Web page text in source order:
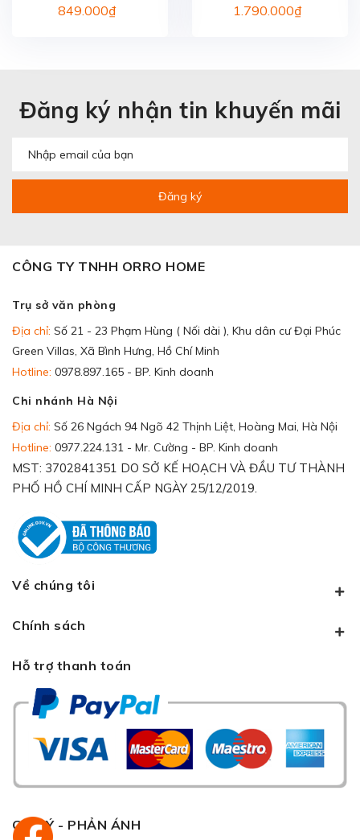
AQUA AQS-EP3Y
849.000₫
AQUA ASMC-ES101(W)
1.790.000₫
Đăng ký nhận tin khuyến mãi
Đăng ký
CÔNG TY TNHH ORRO HOME
Trụ sở văn phòng
Địa chỉ: Số 21 - 23 Phạm Hùng ( Nối dài ), Khu dân cư Đại Phúc
Green Villas, Xã Bình Hưng, Hồ Chí Minh
Hotline: 0978.897.165 - BP. Kinh doanh
Chi nhánh Hà Nội
Địa chỉ: Số 26 Ngách 94 Ngõ 42 Thịnh Liệt, Hoàng Mai, Hà Nội
Hotline: 0977.224.131 - Mr. Cường - BP. Kinh doanh
MST: 3702841351 DO SỞ KẾ HOẠCH VÀ ĐẦU TƯ THÀNH
PHỐ HỒ CHÍ MINH CẤP NGÀY 25/12/2019.
Về chúng tôi
Chính sách
Hỗ trợ thanh toán
GÓP Ý - PHẢN ÁNH